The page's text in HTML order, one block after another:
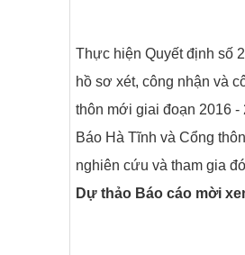
Thực hiện Quyết định số
hồ sơ xét, công nhận và
thôn mới giai đoạn 2016
Báo Hà Tĩnh và Cổng
nghiên cứu và tham gia
Dự thảo Báo cáo mời